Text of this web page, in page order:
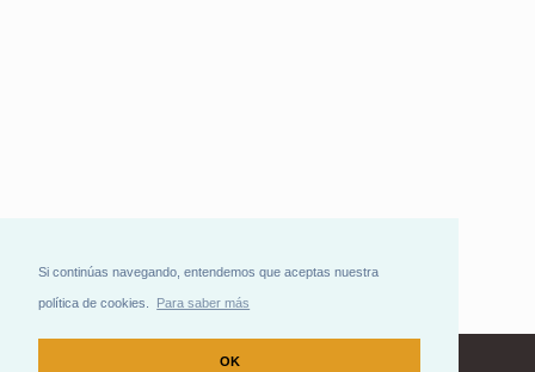
Si continúas navegando, entendemos que aceptas nuestra
política de cookies. Para saber más
OK